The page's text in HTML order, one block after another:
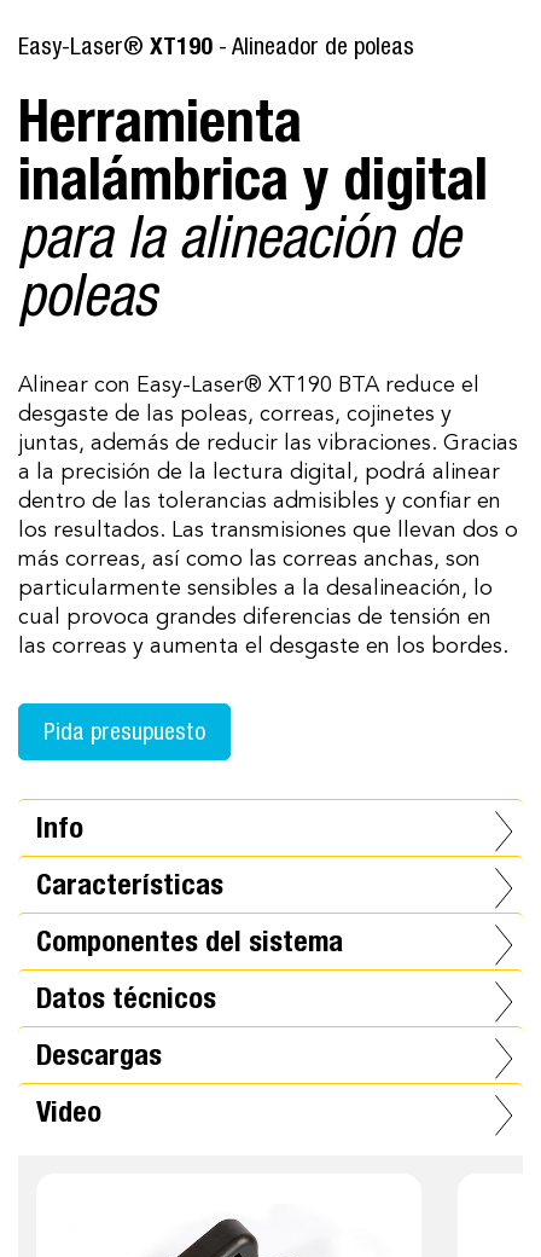
Easy-Laser® XT190 - Alineador de poleas
Herramienta
inalámbrica y digital
para la alineación de
poleas
Alinear con Easy-Laser® XT190 BTA reduce el
desgaste de las poleas, correas, cojinetes y
juntas, además de reducir las vibraciones. Gracias
a la precisión de la lectura digital, podrá alinear
dentro de las tolerancias admisibles y confiar en
los resultados. Las transmisiones que llevan dos o
más correas, así como las correas anchas, son
particularmente sensibles a la desalineación, lo
cual provoca grandes diferencias de tensión en
las correas y aumenta el desgaste en los bordes.
Pida presupuesto
Info
Características
Componentes del sistema
Datos técnicos
Descargas
Video